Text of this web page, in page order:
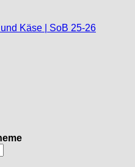
Käse | SoB 25-26